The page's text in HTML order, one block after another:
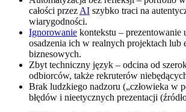
całości przez AI szybko traci na
wiarygodności.
Ignorowanie kontekstu – prezentowanie
osadzenia ich w realnych projektach lub
biznesowych.
Zbyt techniczny język – odcina od
odbiorców, także rekruterów
Brak ludzkiego nadzoru („człowieka w
błędów i nieetycznych prezentacji